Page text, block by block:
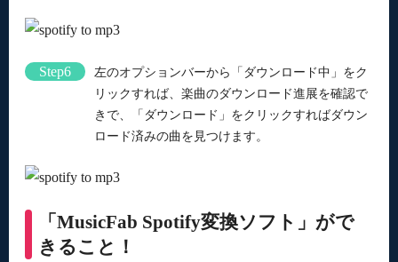
Step6
左のオプションバーから「ダウンロード中」をク
リックすれば、楽曲のダウンロード進展を確認で
きで、「ダウンロード」をクリックすればダウン
ロード済みの曲を見つけます。
「MusicFab Spotify変換ソフト」がで
きること！